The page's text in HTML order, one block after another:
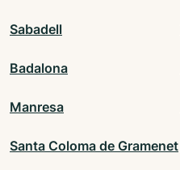
Sabadell
Badalona
Manresa
Santa Coloma de Gramenet